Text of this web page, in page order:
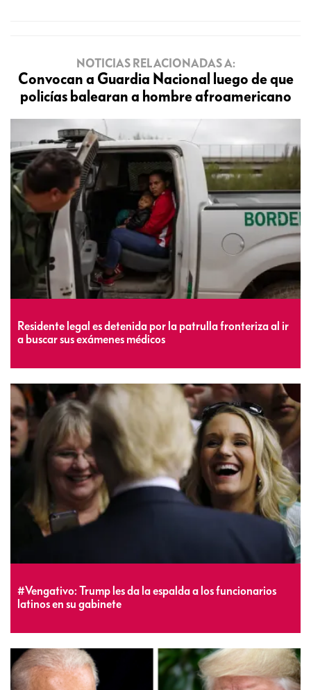
NOTICIAS RELACIONADAS A:
Convocan a Guardia Nacional luego de que
policías balearan a hombre afroamericano
Residente legal es detenida por la patrulla fronteriza al ir
a buscar sus exámenes médicos
#Vengativo: Trump les da la espalda a los funcionarios
latinos en su gabinete